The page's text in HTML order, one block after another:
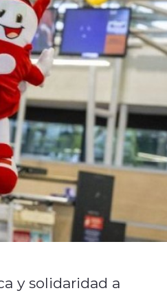
y solidaridad a